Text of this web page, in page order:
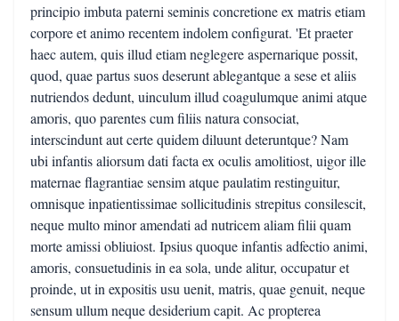
principio imbuta paterni seminis concretione ex matris etiam
corpore et animo recentem indolem configurat. 'Et praeter
haec autem, quis illud etiam neglegere aspernarique possit,
quod, quae partus suos deserunt ablegantque a sese et aliis
nutriendos dedunt, uinculum illud coagulumque animi atque
amoris, quo parentes cum filiis natura consociat,
interscindunt aut certe quidem diluunt deteruntque? Nam
ubi infantis aliorsum dati facta ex oculis amolitiost, uigor ille
maternae flagrantiae sensim atque paulatim restinguitur,
omnisque inpatientissimae sollicitudinis strepitus consilescit,
neque multo minor amendati ad nutricem aliam filii quam
morte amissi obliuiost. Ipsius quoque infantis adfectio animi,
amoris, consuetudinis in ea sola, unde alitur, occupatur et
proinde, ut in expositis usu uenit, matris, quae genuit, neque
sensum ullum neque desiderium capit. Ac propterea